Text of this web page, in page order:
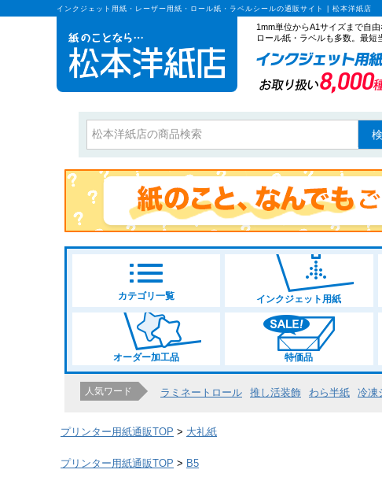
インクジェット用紙・レーザー用紙・ロール紙・ラベルシールの通販サイト | 松本洋紙店
1mm単位からA1サイズまで自
ロール紙・ラベルも多数。最短
カテゴリ一覧 インクジェット用紙
オーダー加工品 特価品
人気ワード ラミネートロール 推し活装飾 わら半紙 冷凍
プリンター用紙通販TOP 大礼紙
プリンター用紙通販TOP B5